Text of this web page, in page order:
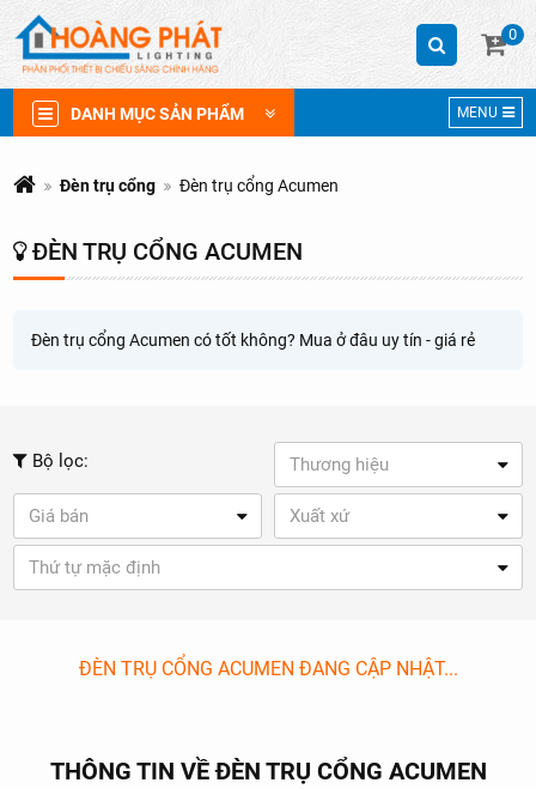
0
DANH MỤC SẢN PHẨM MENU
Đèn trụ cổng Đèn trụ cổng Acumen
ĐÈN TRỤ CỔNG ACUMEN
Đèn trụ cổng Acumen có tốt không? Mua ở đâu uy tín - giá rẻ
Bộ lọc: Thương hiệu
Giá bán Xuất xứ
Thứ tự mặc định
ĐÈN TRỤ CỔNG ACUMEN ĐANG CẬP NHẬT...
THÔNG TIN VỀ ĐÈN TRỤ CỔNG ACUMEN